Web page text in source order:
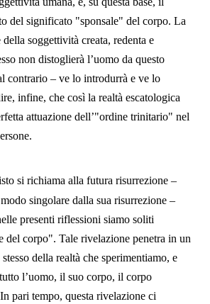
del significato "sponsale" del corpo. La
soggettività creata, redenta e
non distoglierà l’uomo da questo
contrario – ve lo introdurrà e ve lo
infine, che così la realtà escatologica
attuazione dell’"ordine trinitario" nel
si richiama alla futura risurrezione –
singolare dalla sua risurrezione –
presenti riflessioni siamo soliti
del corpo". Tale rivelazione penetra in un
della realtà che sperimentiamo, e
l’uomo, il suo corpo, il corpo
pari tempo, questa rivelazione ci